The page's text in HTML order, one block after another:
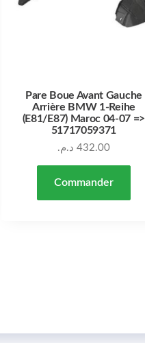
Pare Boue Avant Gauche
Arrière BMW 1-Reihe
(E81/E87) Maroc 04-07 =>
51717059371
432.00 د.م.
Commander